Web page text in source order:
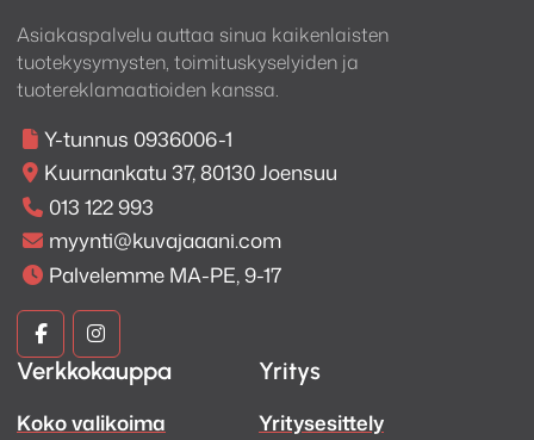
Asiakaspalvelu auttaa sinua kaikenlaisten
tuotekysymysten, toimituskyselyiden ja
tuotereklamaatioiden kanssa.
Y-tunnus 0936006-1
Kuurnankatu 37, 80130 Joensuu
013 122 993
myynti@kuvajaaani.com
Palvelemme MA-PE, 9-17
Kuva
ja
Ääni
Kuva
ja
Ääni
Verkkokauppa
Koko valikoima
Yritys
Yritysesittely